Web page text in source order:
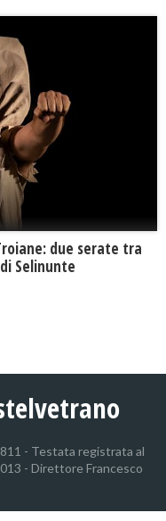
due serate tra
Selinunte
- Testata registrata al
- Direttore Francesco